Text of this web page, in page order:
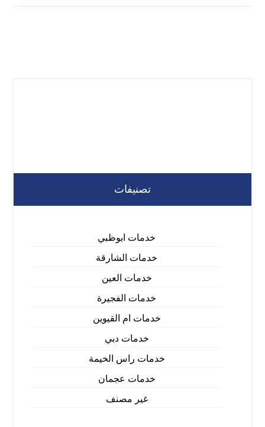
تصنيفات
خدمات ابوظبي
خدمات الشارقة
خدمات العين
خدمات الفجيرة
خدمات ام القيوين
خدمات دبي
خدمات راس الخيمة
خدمات عجمان
غير مصنف